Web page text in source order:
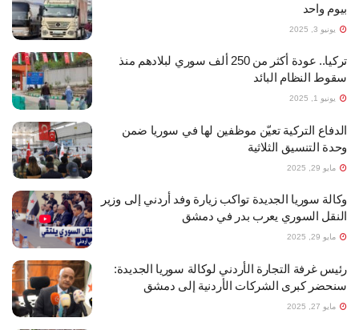
بيوم واحد
يونيو 3, 2025
تركيا.. عودة أكثر من 250 ألف سوري لبلادهم منذ
سقوط النظام البائد
يونيو 1, 2025
الدفاع التركية تعيّن موظفين لها في سوريا ضمن
وحدة التنسيق الثلاثية
مايو 29, 2025
وكالة سوريا الجديدة تواكب زيارة وفد أردني إلى وزير
النقل السوري يعرب بدر في دمشق
مايو 29, 2025
رئيس غرفة التجارة الأردني لوكالة سوريا الجديدة:
سنحضر كبرى الشركات الأردنية إلى دمشق
مايو 27, 2025